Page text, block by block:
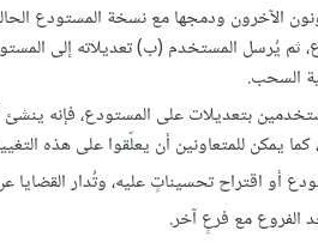
الآخرون ودمجها مع نسخة المستودع
ثم يُرسل المستخدم (ب) تعديلاته إلى
السحب.
بتعديلات على المستودع، فإنه
يمكن للمتعاونين أن يعلّقوا على هذه
أو اقتراح تحسيناتٍ عليه، وتُدار القضايا
الفروع مع فرعٍ آخر.